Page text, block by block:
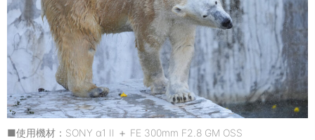
■使用機材：SONY α1 II ＋ FE 300mm F2.8 GM OSS